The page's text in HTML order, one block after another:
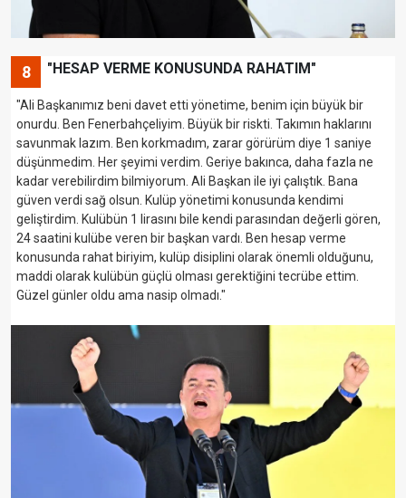
8 "HESAP VERME KONUSUNDA RAHATIM"
"Ali Başkanımız beni davet etti yönetime, benim için büyük bir
onurdu. Ben Fenerbahçeliyim. Büyük bir riskti. Takımın haklarını
savunmak lazım. Ben korkmadım, zarar görürüm diye 1 saniye
düşünmedim. Her şeyimi verdim. Geriye bakınca, daha fazla ne
kadar verebilirdim bilmiyorum. Ali Başkan ile iyi çalıştık. Bana
güven verdi sağ olsun. Kulüp yönetimi konusunda kendimi
geliştirdim. Kulübün 1 lirasını bile kendi parasından değerli gören,
24 saatini kulübe veren bir başkan vardı. Ben hesap verme
konusunda rahat biriyim, kulüp disiplini olarak önemli olduğunu,
maddi olarak kulübün güçlü olması gerektiğini tecrübe ettim.
Güzel günler oldu ama nasip olmadı."